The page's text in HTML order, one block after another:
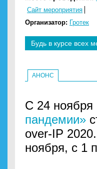
Сайт мероприятия
Организатор: Гротек
Будь в курсе всех
АНОНС
С 24 ноября
пандемии»
over-IP
ноября, с 1